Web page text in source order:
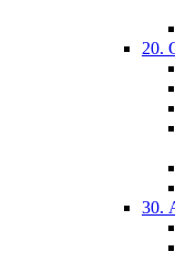
20.
30.